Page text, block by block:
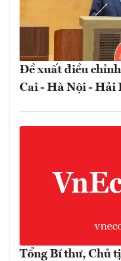
Đề xuất điều
Cai - Hà Nội - Hải
Tổng Bí thư, Chủ